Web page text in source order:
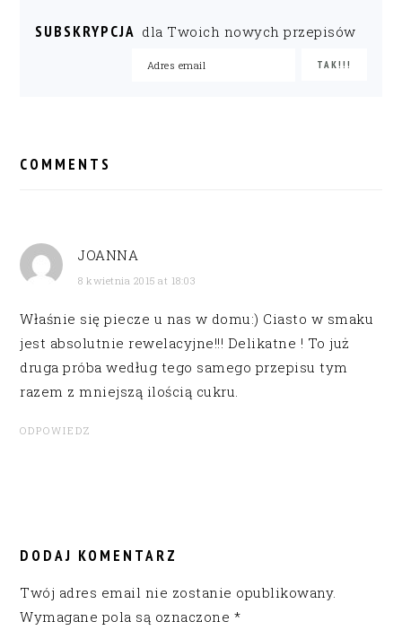
SUBSKRYPCJA dla Twoich nowych przepisów
INTERACTIONS
COMMENTS
JOANNA
8 kwietnia 2015 at 18:03
Właśnie się piecze u nas w domu:) Ciasto w smaku
jest absolutnie rewelacyjne!!! Delikatne ! To już
druga próba według tego samego przepisu tym
razem z mniejszą ilością cukru.
ODPOWIEDZ
DODAJ KOMENTARZ
Twój adres email nie zostanie opublikowany.
Wymagane pola są oznaczone *